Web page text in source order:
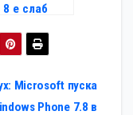
e слаб
Microsoft пуска
Phone 7.8 в